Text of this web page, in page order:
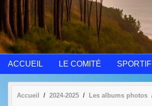
ACCUEIL LE COMITÉ SPORTIF
Accueil 2024-2025 Les albums photos